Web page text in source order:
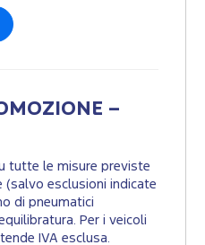
–
tutte le misure previste
esclusioni indicate
di pneumatici
Per i veicoli
IVA esclusa.